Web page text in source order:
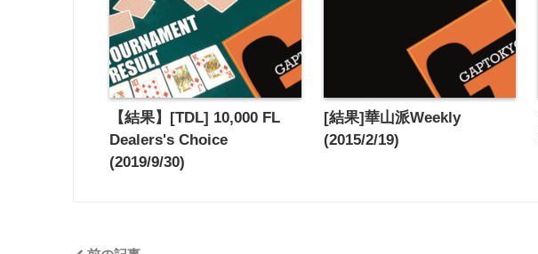
【結果】[TDL] 10,000 FL
Dealers's Choice
(2019/9/30)
[結果]華山派Weekly
(2015/2/19)